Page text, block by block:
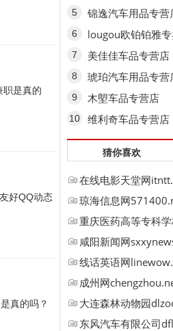
职是真的
好QQ动态
真的吗？
锦逸汽车用品专营
lougou欧铂铂雅
美佳佳车品专营店
琥珀汽车用品专营
木塱车品专营店
维利奇车品专营店
猜你喜欢
在线电影天堂网
琼海信息网
重庆医药高等专科
咸阳新闻网
线话英语网
成州网
大连森林动物园
东风汽车有限公司